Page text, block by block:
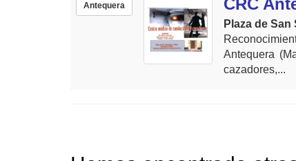
Antequera CRC
Plaza de
Antequera
cazadores,...